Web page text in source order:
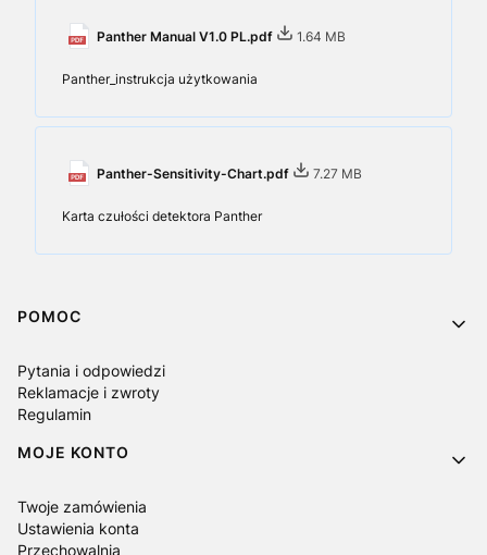
Panther Manual V1.0 PL.pdf 1.64 MB
Panther_instrukcja użytkowania
Panther-Sensitivity-Chart.pdf 7.27 MB
Karta czułości detektora Panther
Linki w stopce
POMOC
Pytania i odpowiedzi
Reklamacje i zwroty
Regulamin
MOJE KONTO
Twoje zamówienia
Ustawienia konta
Przechowalnia